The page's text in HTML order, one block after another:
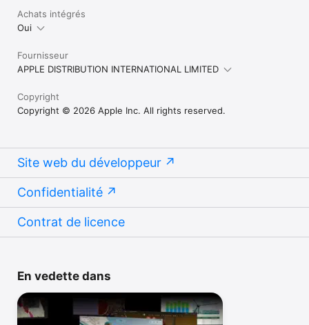
Achats intégrés
Oui
Fournisseur
APPLE DISTRIBUTION INTERNATIONAL LIMITED
Copyright
Copyright © 2026 Apple Inc. All rights reserved.
Site web du développeur
Confidentialité
Contrat de licence
En vedette dans